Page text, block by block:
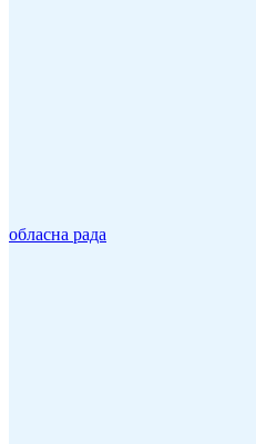
обласна рада